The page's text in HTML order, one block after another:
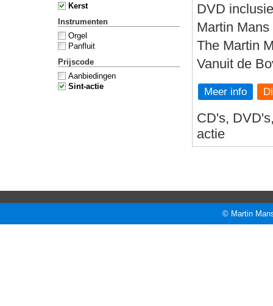
Kerst
Instrumenten
Orgel
Panfluit
Prijscode
Aanbiedingen
Sint-actie
DVD
Martin
The Martin
Vanuit de
Meer info
CD's,
actie
© Martin